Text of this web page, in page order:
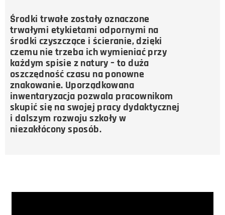
Środki trwałe zostały oznaczone
trwałymi etykietami odpornymi na
środki czyszczące i ścieranie, dzięki
czemu nie trzeba ich wymieniać przy
każdym spisie z natury – to duża
oszczędność czasu na ponowne
znakowanie. Uporządkowana
inwentaryzacja pozwala pracownikom
skupić się na swojej pracy dydaktycznej
i dalszym rozwoju szkoły w
niezakłócony sposób.